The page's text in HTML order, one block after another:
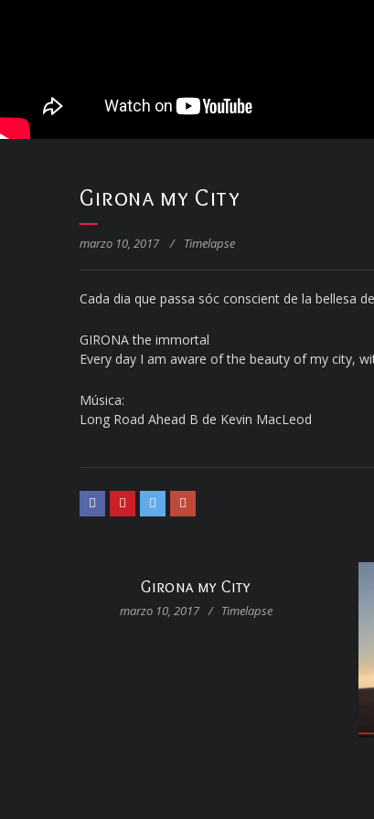
Girona my City
marzo 10, 2017 / Timelapse
Cada dia que passa sóc conscient de la bellesa
GIRONA the immortal
Every day I am aware of the beauty of my city,
Música:
Long Road Ahead B de Kevin MacLeod
Girona my City
marzo 10, 2017 / Timelapse